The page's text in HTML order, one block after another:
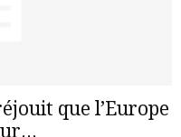
que l’Europe